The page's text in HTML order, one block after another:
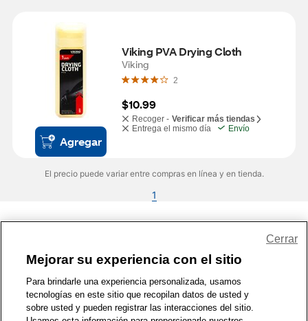
Agregar
Viking PVA Drying Cloth
Viking
2
$10.99
Recoger - Verificar más tiendas
Entrega el mismo día
Envío
El precio puede variar entre compras en línea y en tienda.
1
1-800-679-9691 | Contáctenos | Términos de Uso | Accesibilidad
Política de Privacidad | WA Privacy Policy | Mapa del sitio
Zona de Bienestar | © 1999 - 2026 CVS.com
Mejorar su experiencia con el sitio
Para brindarle una experiencia personalizada, usamos
tecnologías en este sitio que recopilan datos de usted y
sobre usted y pueden registrar las interacciones del sitio.
Cerrar